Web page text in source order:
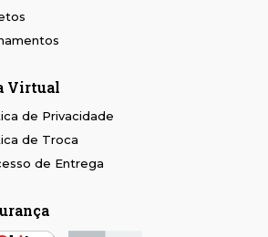
Virtual
de Privacidade
de Troca
de Entrega